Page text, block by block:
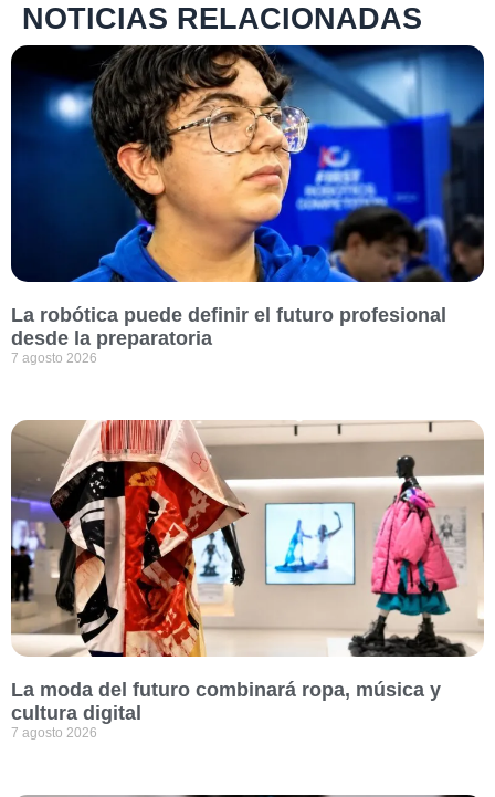
NOTICIAS RELACIONADAS
La robótica puede definir el futuro profesional
desde la preparatoria
7 agosto 2026
La moda del futuro combinará ropa, música y
cultura digital
7 agosto 2026